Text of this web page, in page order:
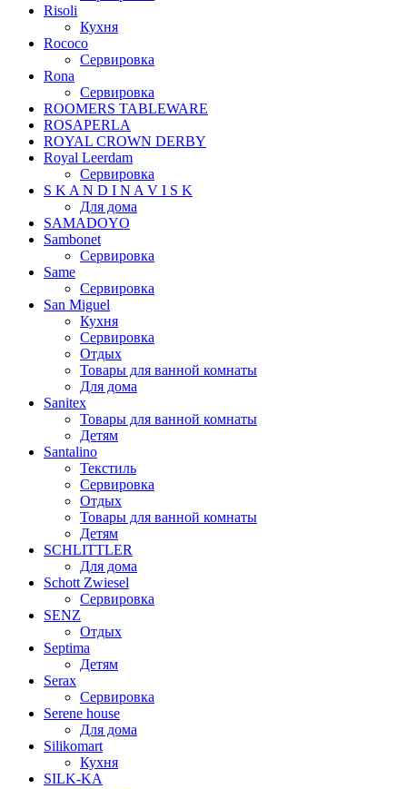
Risoli
Кухня
Rococo
Сервировка
Rona
Сервировка
ROOMERS TABLEWARE
ROSAPERLA
ROYAL CROWN DERBY
Royal Leerdam
Сервировка
S K A N D I N A V I S K
Для дома
SAMADOYO
Sambonet
Сервировка
Same
Сервировка
San Miguel
Кухня
Сервировка
Отдых
Товары для ванной комнаты
Для дома
Sanitex
Товары для ванной комнаты
Детям
Santalino
Текстиль
Сервировка
Отдых
Товары для ванной комнаты
Детям
SCHLITTLER
Для дома
Schott Zwiesel
Сервировка
SENZ
Отдых
Septima
Детям
Serax
Сервировка
Serene house
Для дома
Silikomart
Кухня
SILK-KA